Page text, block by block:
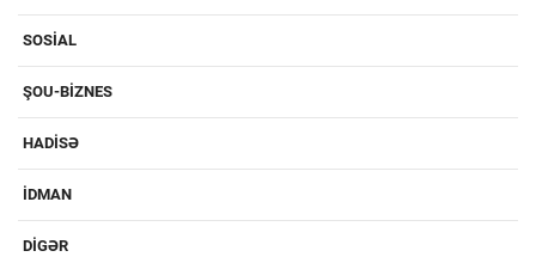
SOSIAL
ŞOU-BIZNES
HADISƏ
IDMAN
DIGƏR